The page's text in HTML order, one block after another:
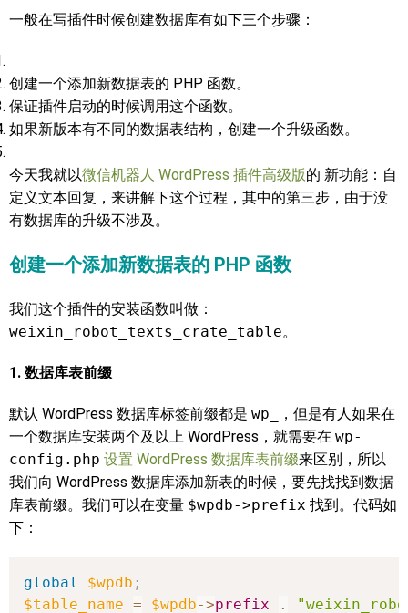
一般在写插件时候创建数据库有如下三个步骤：
创建一个添加新数据表的 PHP 函数。
保证插件启动的时候调用这个函数。
如果新版本有不同的数据表结构，创建一个升级函数。
今天我就以微信机器人 WordPress 插件高级版的 新功能：自
定义文本回复，来讲解下这个过程，其中的第三步，由于没
有数据库的升级不涉及。
创建一个添加新数据表的 PHP 函数
我们这个插件的安装函数叫做：
weixin_robot_texts_crate_table。
1. 数据库表前缀
默认 WordPress 数据库标签前缀都是 wp_
，但是有人如果在
一个数据库安装两个及以上 WordPress，就需要在 wp-
config.php 设置 WordPress 数据库表前缀来区别，所以
我们向 WordPress 数据库添加新表的时候，要先找找到数据
库表前缀。我们可以在变量 $wpdb->prefix 找到。代码如
下：
global $wpdb ;
$table_name = $wpdb->prefix .